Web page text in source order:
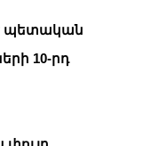
պետական
10-րդ